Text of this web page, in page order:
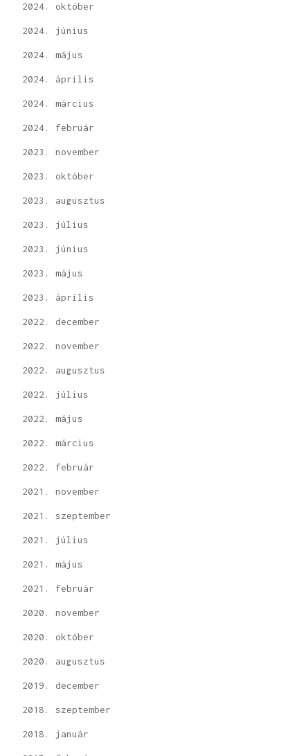
2024. október
2024. június
2024. május
2024. április
2024. március
2024. február
2023. november
2023. október
2023. augusztus
2023. július
2023. június
2023. május
2023. április
2022. december
2022. november
2022. augusztus
2022. július
2022. május
2022. március
2022. február
2021. november
2021. szeptember
2021. július
2021. május
2021. február
2020. november
2020. október
2020. augusztus
2019. december
2018. szeptember
2018. január